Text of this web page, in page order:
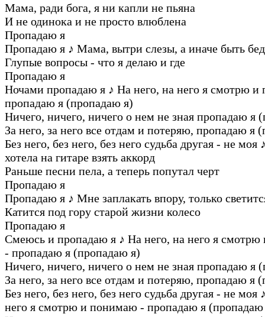
Мама, ради бога, я ни капли не пьяна
И не одинока и не просто влюблена
Пропадаю я
Пропадаю я ♪ Мама, вытри слезы, а иначе быть
Глупые вопросы - что я делаю и где
Пропадаю я
Ночами пропадаю я ♪ На него, на него я смотрю
пропадаю я (пропадаю я)
Ничего, ничего, ничего о нем не зная пропадаю я
За него, за него все отдам и потеряю, пропадаю я
Без него, без него, без него судьба другая - не моя
хотела на гитаре взять аккорд
Раньше песни пела, а теперь попутал черт
Пропадаю я
Пропадаю я ♪ Мне заплакать впору, только
Катится под гору старой жизни колесо
Пропадаю я
Смеюсь и пропадаю я ♪ На него, на него я
- пропадаю я (пропадаю я)
Ничего, ничего, ничего о нем не зная пропадаю я
За него, за него все отдам и потеряю, пропадаю я
Без него, без него, без него судьба другая - не моя
него я смотрю и понимаю - пропадаю я (пропадаю